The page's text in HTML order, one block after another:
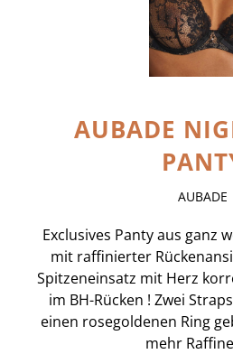
AUBADE
AUBADE
Exclusives Panty aus ganz
mit raffinierter
Spitzeneinsatz mit Herz
im BH-Rücken ! Zwei
einen rosegoldenen Ring
mehr